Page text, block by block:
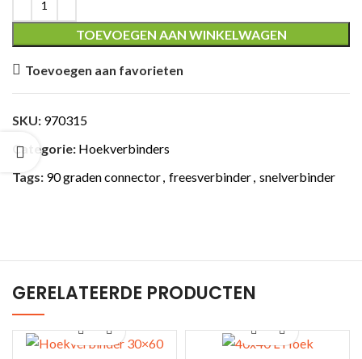
TOEVOEGEN AAN WINKELWAGEN
Toevoegen aan favorieten
SKU: 970315
Categorie: Hoekverbinders
Tags: 90 graden connector, freesverbinder, snelverbinder
GERELATEERDE PRODUCTEN